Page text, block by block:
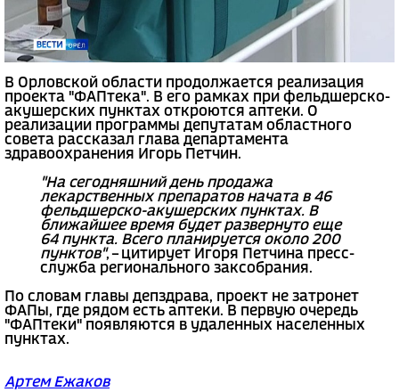
В Орловской области продолжается реализация
проекта "ФАПтека". В его рамках при фельдшерско-
акушерских пунктах откроются аптеки. О
реализации программы депутатам областного
совета рассказал глава департамента
здравоохранения Игорь Петчин.
"На сегодняшний день продажа
лекарственных препаратов начата в 46
фельдшерско-акушерских пунктах. В
ближайшее время будет развернуто еще
64 пункта. Всего планируется около 200
пунктов", – цитирует Игоря Петчина пресс-
служба регионального заксобрания.
По словам главы депздрава, проект не затронет
ФАПы, где рядом есть аптеки. В первую очередь
"ФАПтеки" появляются в удаленных населенных
пунктах.
Артем Ежаков